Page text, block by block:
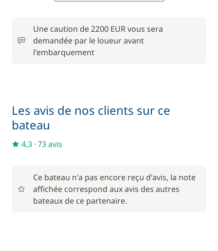
Serviettes
Une caution de 2200 EUR vous sera
demandée par le loueur avant
l'embarquement
Les avis de nos clients sur ce
bateau
4,3 · 73 avis
Ce bateau n'a pas encore reçu d'avis, la note
affichée correspond aux avis des autres
bateaux de ce partenaire.